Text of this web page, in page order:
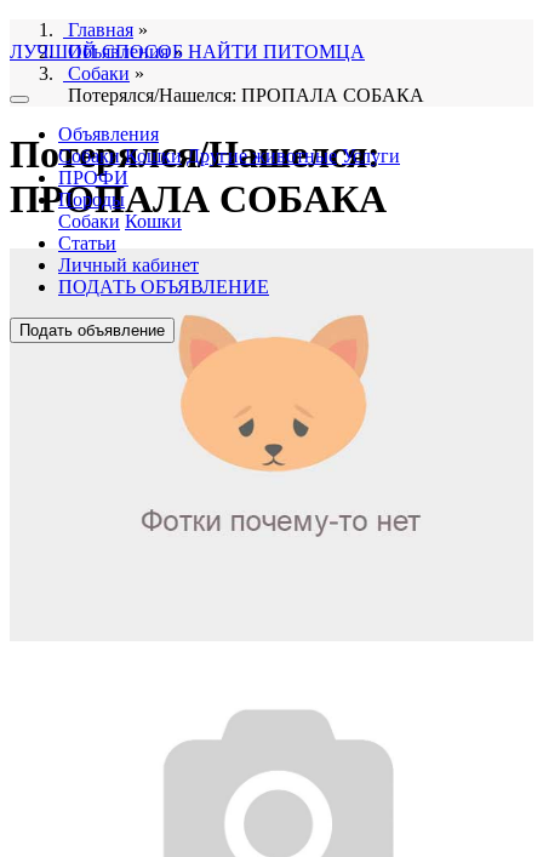
ЛУЧШИЙ СПОСОБ НАЙТИ ПИТОМЦА
Объявления
Собаки Кошки Другие животные Услуги
ПРОФИ
Породы
Собаки Кошки
Статьи
Личный кабинет
ПОДАТЬ ОБЪЯВЛЕНИЕ
Подать объявление
Главная »
Объявления»
Собаки »
Потерялся/Нашелся: ПРОПАЛА СОБАКА
Потерялся/Нашелся:
ПРОПАЛА СОБАКА